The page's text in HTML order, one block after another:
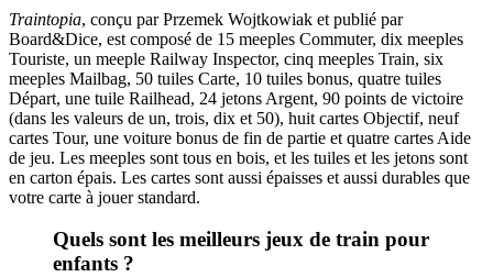
Traintopia, conçu par Przemek Wojtkowiak et publié par
Board&Dice, est composé de 15 meeples Commuter, dix meeples
Touriste, un meeple Railway Inspector, cinq meeples Train, six
meeples Mailbag, 50 tuiles Carte, 10 tuiles bonus, quatre tuiles
Départ, une tuile Railhead, 24 jetons Argent, 90 points de victoire
(dans les valeurs de un, trois, dix et 50), huit cartes Objectif, neuf
cartes Tour, une voiture bonus de fin de partie et quatre cartes Aide
de jeu. Les meeples sont tous en bois, et les tuiles et les jetons sont
en carton épais. Les cartes sont aussi épaisses et aussi durables que
votre carte à jouer standard.
Quels sont les meilleurs jeux de train pour
enfants ?